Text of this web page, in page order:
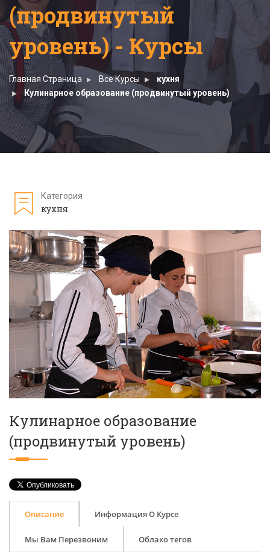
(продвинутый
уровень) - Курсы
Главная Страница Все Курсы
кухня
Кулинарное образование (продвинутый уровень)
Категория
кухня
Кулинарное образование
(продвинутый уровень)
Описание Информация О Курсе
Мы Вам Перезвоним Облако тегов